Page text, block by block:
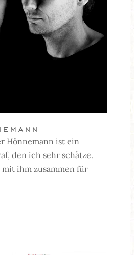
Hönnemann ist ein
den ich sehr schätze.
ihm zusammen für